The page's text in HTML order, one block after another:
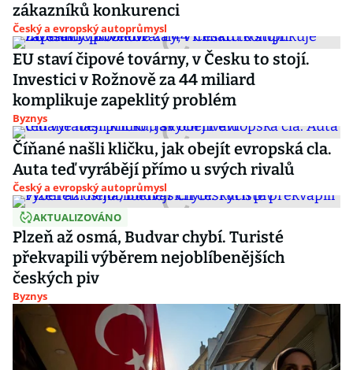
zákazníků konkurenci
Český a evropský autoprůmysl
EU staví čipové továrny, v Česku to stojí.
Investici v Rožnově za 44 miliard
komplikuje zapeklitý problém
Byznys
Číňané našli kličku, jak obejít evropská cla.
Auta teď vyrábějí přímo u svých rivalů
Český a evropský autoprůmysl
AKTUALIZOVÁNO
Plzeň až osmá, Budvar chybí. Turisté
překvapili výběrem nejoblíbenějších
českých piv
Byznys